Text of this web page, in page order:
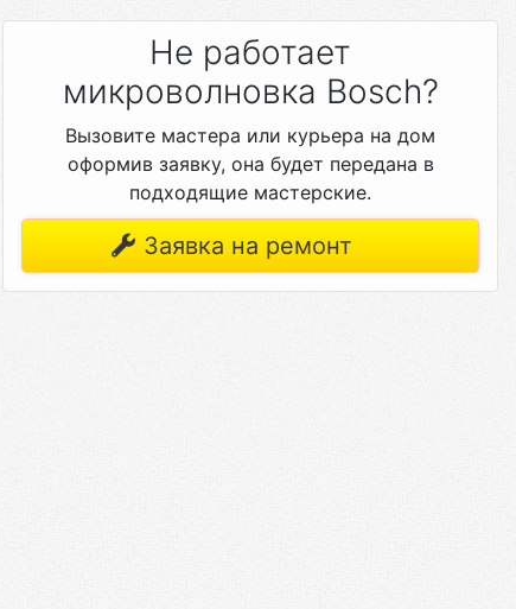
Не работает
микроволновка Bosch?
Вызовите мастера или курьера на дом
оформив заявку, она будет передана в
подходящие мастерские.
Заявка на ремонт